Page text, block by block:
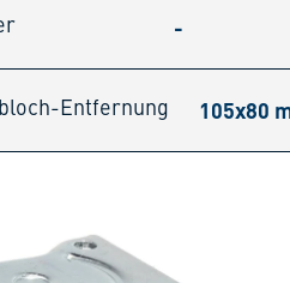
-
Entfernung 105x80